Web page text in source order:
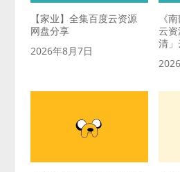
【家业】全集百度云资源
网盘分享
2026年8月7日
《
云
清」